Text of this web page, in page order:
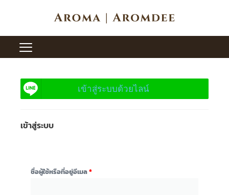
เข้าสู่ระบบด้วยไลน์
เข้าสู่ระบบ
ชื่อผู้ใช้หรือที่อยู่อีเมล*
ต้องการ
ต้องการ